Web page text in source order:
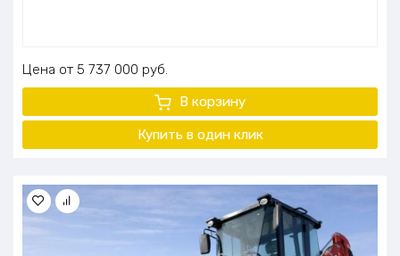
Цена 5 737 000 руб.
В корзину
Купить в один клик